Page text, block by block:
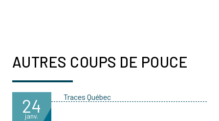
AUTRES COUPS DE POUCE
24
janv.
Traces Québec